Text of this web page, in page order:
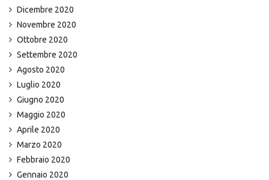
Dicembre 2020
Novembre 2020
Ottobre 2020
Settembre 2020
Agosto 2020
Luglio 2020
Giugno 2020
Maggio 2020
Aprile 2020
Marzo 2020
Febbraio 2020
Gennaio 2020